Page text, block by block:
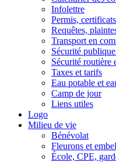
Infolettre
Permis,
Requêtes,
Transport en
Sécurité
Sécurité routière
Taxes et tarifs
Eau potable et
Camp de jour
Liens utiles
Logo
Milieu de vie
Bénévolat
Fleurons et
École, CPE,